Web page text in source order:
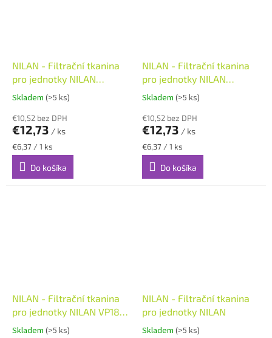
NILAN - Filtrační tkanina
pro jednotky NILAN
COMFORT 2ks
Skladem (>5 ks)
€10,52 bez DPH
€12,73 / ks
Jednotková
cena:
€6,37 / 1 ks
Do košíka
NILAN - Filtrační tkanina
pro jednotky NILAN
VPL15TOP 2ks
Skladem (>5 ks)
€10,52 bez DPH
€12,73 / ks
Jednotková
cena:
€6,37 / 1 ks
Do košíka
NILAN - Filtrační tkanina
pro jednotky NILAN VP18
2ks
Skladem (>5 ks)
NILAN - Filtrační tkanina
pro jednotky NILAN
Skladem (>5 ks)